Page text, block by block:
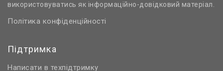
використовуватись як інформаційно-довідковий матеріал.
Політика конфіденційності
Підтримка
Написати в техпідтримку